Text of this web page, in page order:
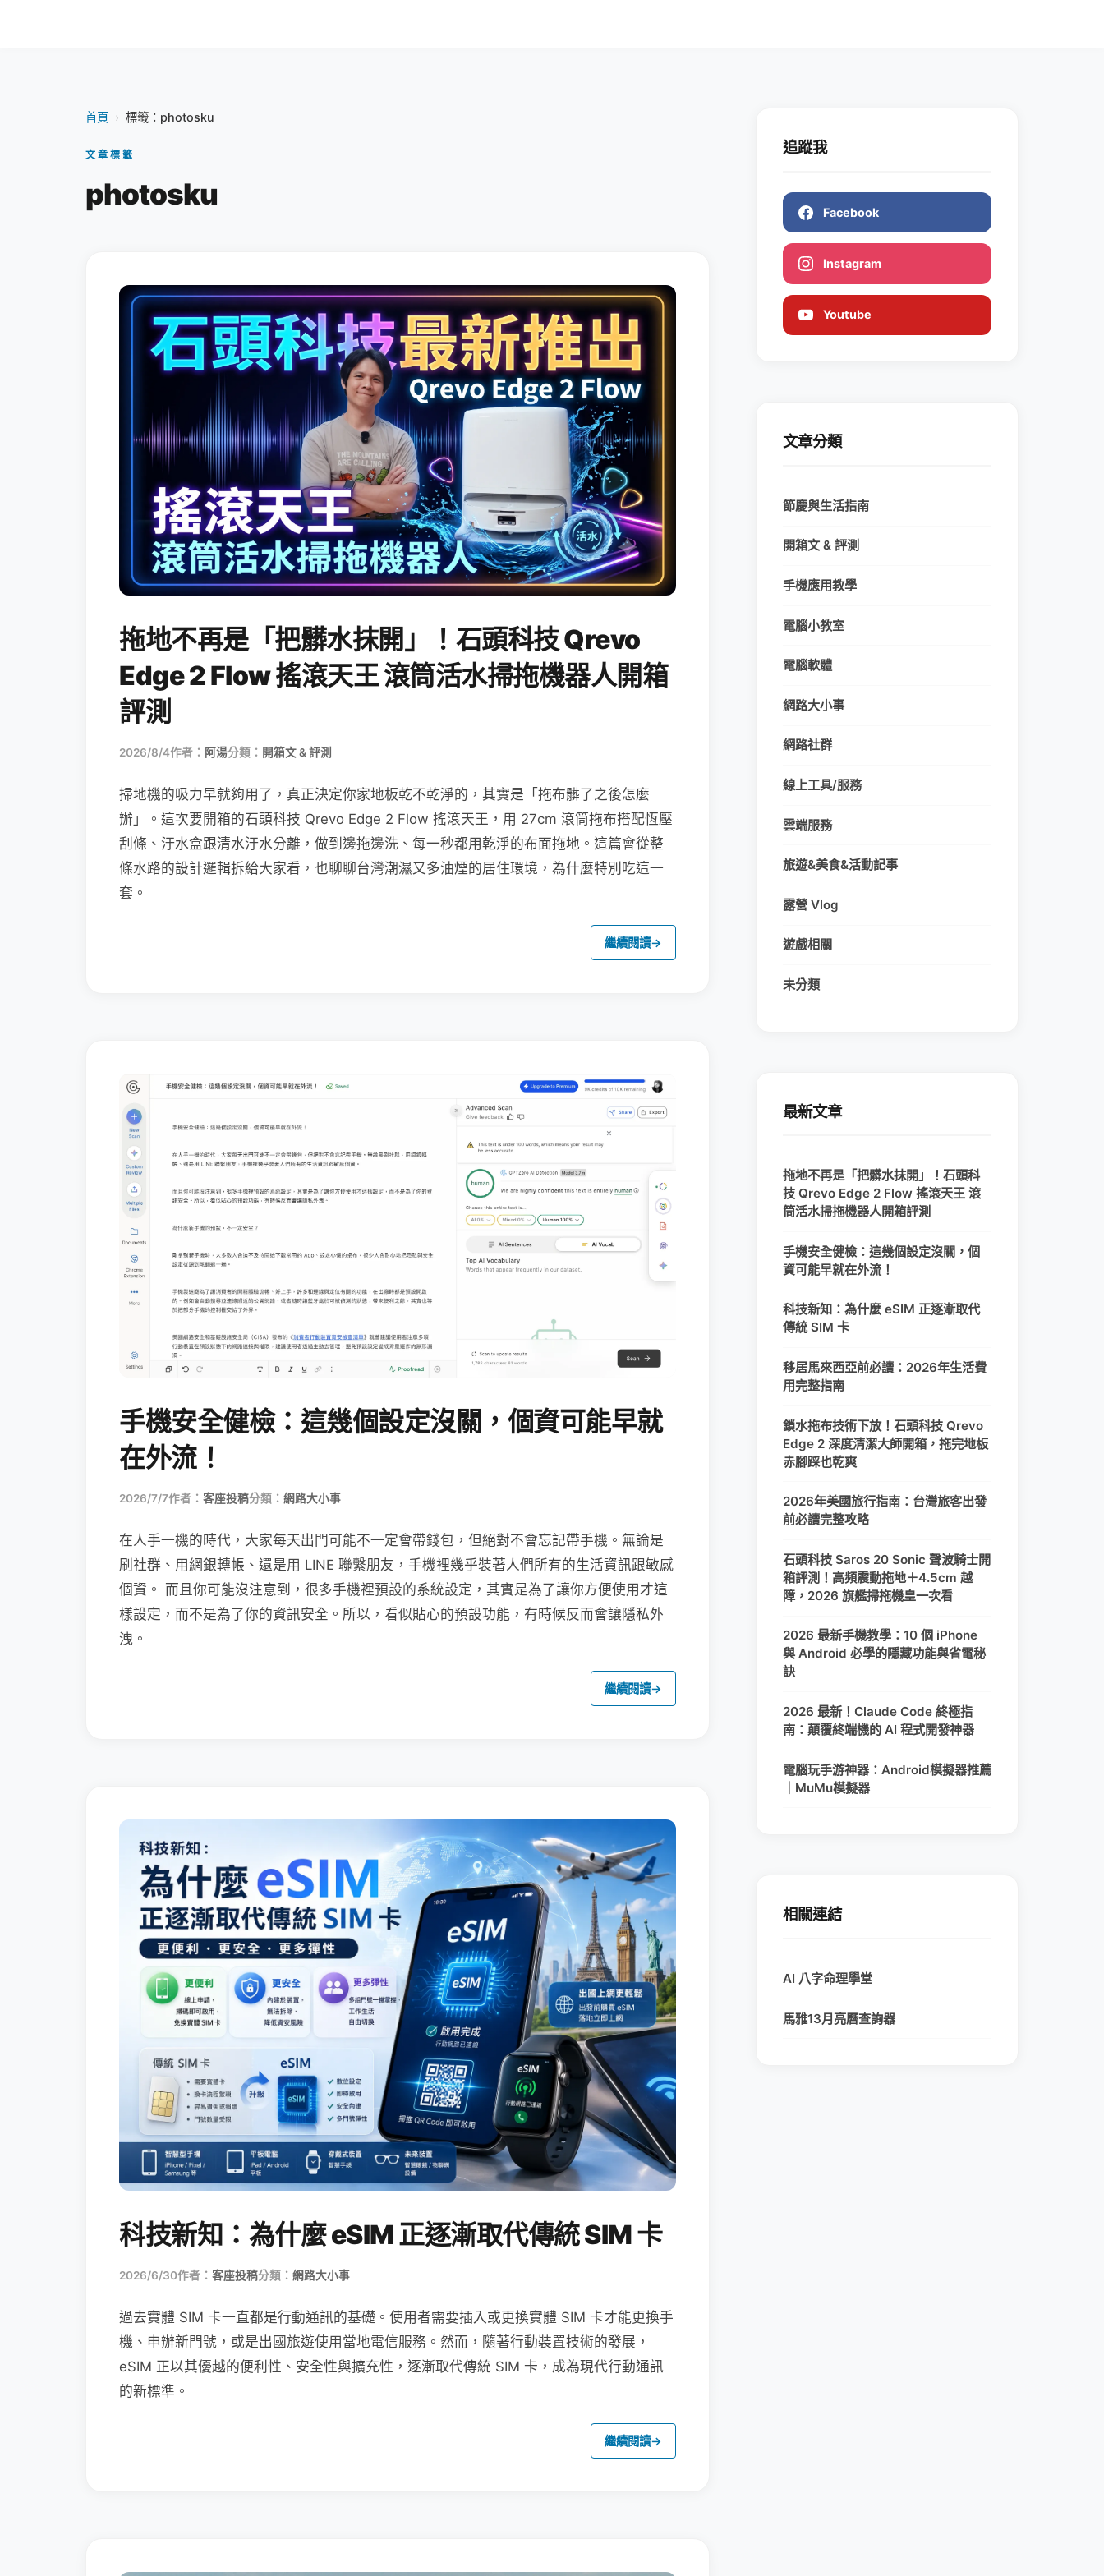
首頁 › 標籤：photosku
文章標籤
photosku
拖地不再是「把髒水抹開」！石頭科技 Qrevo
Edge 2 Flow 搖滾天王 滾筒活水掃拖機器人開箱
評測
2026/8/4作者： 阿湯分類： 開箱文 & 評測
掃地機的吸力早就夠用了，真正決定你家地板乾不乾淨的，其實是「拖布髒了之後怎麼
辦」。這次要開箱的石頭科技 Qrevo Edge 2 Flow 搖滾天王，用 27cm 滾筒拖布搭配恆壓
刮條、汙水盒跟清水汙水分離，做到邊拖邊洗、每一秒都用乾淨的布面拖地。這篇會從整
條水路的設計邏輯拆給大家看，也聊聊台灣潮濕又多油煙的居住環境，為什麼特別吃這一
套。
繼續閱讀→
手機安全健檢：這幾個設定沒關，個資可能早就
在外流！
2026/7/7作者： 客座投稿分類： 網路大小事
在人手一機的時代，大家每天出門可能不一定會帶錢包，但絕對不會忘記帶手機。無論是
刷社群、用網銀轉帳、還是用 LINE 聯繫朋友，手機裡幾乎裝著人們所有的生活資訊跟敏感
個資。 而且你可能沒注意到，很多手機裡預設的系統設定，其實是為了讓你方便使用才這
樣設定，而不是為了你的資訊安全。所以，看似貼心的預設功能，有時候反而會讓隱私外
洩。
繼續閱讀→
科技新知：為什麼 eSIM 正逐漸取代傳統 SIM 卡
2026/6/30作者： 客座投稿分類： 網路大小事
過去實體 SIM 卡一直都是行動通訊的基礎。使用者需要插入或更換實體 SIM 卡才能更換手
機、申辦新門號，或是出國旅遊使用當地電信服務。然而，隨著行動裝置技術的發展，
eSIM 正以其優越的便利性、安全性與擴充性，逐漸取代傳統 SIM 卡，成為現代行動通訊
的新標準。
繼續閱讀→
追蹤我
Facebook
Instagram
Youtube
文章分類
節慶與生活指南
開箱文 & 評測
手機應用教學
電腦小教室
電腦軟體
網路大小事
網路社群
線上工具/服務
雲端服務
旅遊&美食&活動記事
露營 Vlog
遊戲相關
未分類
最新文章
拖地不再是「把髒水抹開」！石頭科
技 Qrevo Edge 2 Flow 搖滾天王 滾
筒活水掃拖機器人開箱評測
手機安全健檢：這幾個設定沒關，個
資可能早就在外流！
科技新知：為什麼 eSIM 正逐漸取代
傳統 SIM 卡
移居馬來西亞前必讀：2026年生活費
用完整指南
鎖水拖布技術下放！石頭科技 Qrevo
Edge 2 深度清潔大師開箱，拖完地板
赤腳踩也乾爽
2026年美國旅行指南：台灣旅客出發
前必讀完整攻略
石頭科技 Saros 20 Sonic 聲波騎士開
箱評測！高頻震動拖地＋4.5cm 越
障，2026 旗艦掃拖機皇一次看
2026 最新手機教學：10 個 iPhone
與 Android 必學的隱藏功能與省電秘
訣
2026 最新！Claude Code 終極指
南：顛覆終端機的 AI 程式開發神器
電腦玩手游神器：Android模擬器推薦
｜MuMu模擬器
相關連結
AI 八字命理學堂
馬雅13月亮曆查詢器